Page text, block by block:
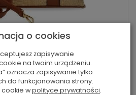
dámská slaměná taška s
k...
Kč
1 790,00 Kč
Zobrazit
o cookies
zapisywanie
na twoim urządzeniu.
oznacza zapisywanie tylko
do funkcjonowania strony.
cookie wpolityce prywatności.